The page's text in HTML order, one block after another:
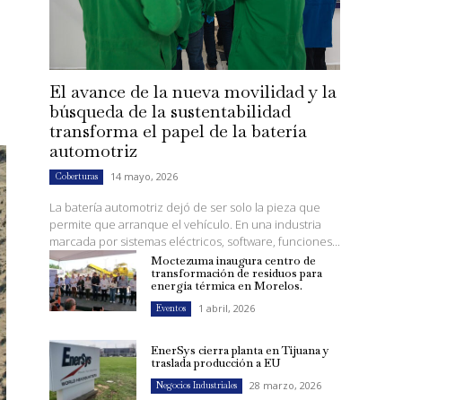
El avance de la nueva movilidad y la
búsqueda de la sustentabilidad
transforma el papel de la batería
automotriz
Coberturas 14 mayo, 2026
La batería automotriz dejó de ser solo la pieza que
permite que arranque el vehículo. En una industria
marcada por sistemas eléctricos, software, funciones...
Moctezuma inaugura centro de
transformación de residuos para
energía térmica en Morelos.
Eventos 1 abril, 2026
EnerSys cierra planta en Tijuana y
traslada producción a EU
Negocios Industriales 28 marzo, 2026